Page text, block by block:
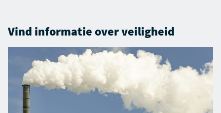
Vind informatie overveiligheid